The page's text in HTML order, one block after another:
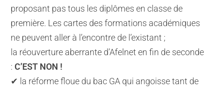
proposant pas tous les diplômes en classe de
première. Les cartes des formations académiques
ne peuvent aller à l’encontre de l’existant ;
la réouverture aberrante d’Afelnet en fin de seconde
:C’EST NON !
✔ la réforme floue du bac GA qui angoisse tant de